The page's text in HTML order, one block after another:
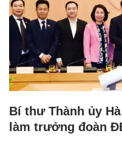
Bí thư Thành ủy
làm trưởng đoàn